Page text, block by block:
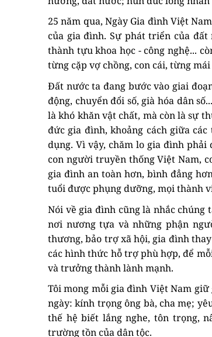
25 năm qua, Ngày Gia đình Việt
của gia đình. Sự phát triển của
thành tựu khoa học - công nghệ...
từng cặp vợ chồng, con cái, từng
Đất nước ta đang bước vào giai
động, chuyển đổi số, già hóa dân
là khó khăn vật chất, mà còn là sự
đức gia đình, khoảng cách giữa
dụng. Vì vậy, chăm lo gia đình
con người truyền thống Việt Nam,
gia đình an toàn hơn, bình đẳng
tuổi được phụng dưỡng, mọi thành
Nói về gia đình cũng là nhắc chúng
nơi nương tựa và những phận
thương, bảo trợ xã hội, gia đình
các hình thức hỗ trợ phù hợp, để
và trưởng thành lành mạnh.
Tôi mong mỗi gia đình Việt Nam
ngày: kính trọng ông bà, cha mẹ;
thế hệ biết lắng nghe, tôn trọng,
trường tồn của dân tộc.